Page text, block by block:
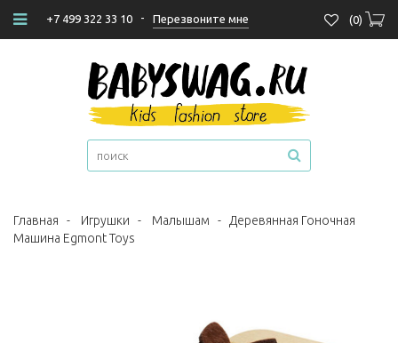
+7 499 322 33 10 - Перезвоните мне (0)
Главная - Игрушки - Малышам - Деревянная Гоночная
Машина Egmont Toys